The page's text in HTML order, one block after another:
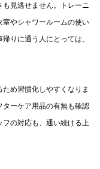
見逃せません。トレーニ
やシャワールームの使い
りに通う人にとっては、
め習慣化しやすくなりま
ーケア用品の有無も確認
フの対応も、通い続ける上